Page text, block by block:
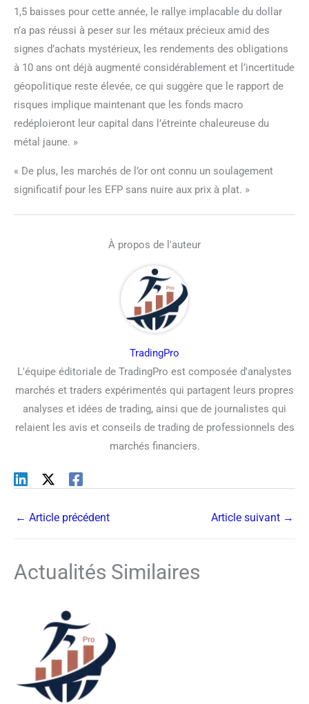
1,5 baisses pour cette année, le rallye implacable du dollar
n’a pas réussi à peser sur les métaux précieux amid des
signes d’achats mystérieux, les rendements des obligations
à 10 ans ont déjà augmenté considérablement et l’incertitude
géopolitique reste élevée, ce qui suggère que le rapport de
risques implique maintenant que les fonds macro
redéploieront leur capital dans l’étreinte chaleureuse du
métal jaune. »
« De plus, les marchés de l’or ont connu un soulagement
significatif pour les EFP sans nuire aux prix à plat. »
À propos de l'auteur
TradingPro
L'équipe éditoriale de TradingPro est composée d'analystes
marchés et traders expérimentés qui partagent leurs propres
analyses et idées de trading, ainsi que de journalistes qui
relaient les avis et conseils de trading de professionnels des
marchés financiers.
← Article précédent Article suivant →
Actualités Similaires